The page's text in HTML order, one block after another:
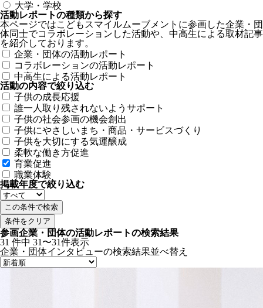
大学・学校
活動レポートの種類から探す
本ページではこどもスマイルムーブメントに参画した企業・団
体同士でコラボレーションした活動や、中高生による取材記事
を紹介しております。
企業・団体の活動レポート
コラボレーションの活動レポート
中高生による活動レポート
活動の内容で絞り込む
子供の成長応援
誰一人取り残されないようサポート
子供の社会参画の機会創出
子供にやさしいまち・商品・サービスづくり
子供を大切にする気運醸成
柔軟な働き方促進
育業促進
職業体験
掲載年度で絞り込む
条件をクリア
参画企業・団体の活動レポートの検索結果
31 件中 31〜31件表示
企業・団体インタビューの検索結果並べ替え